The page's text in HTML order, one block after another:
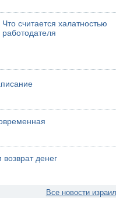
пожар на местности
на Израиль в вопросе
Что считается халатностью
работодателя
денег
Все новости